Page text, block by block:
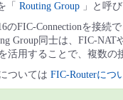
「 Routing Group 」と呼び
のFIC-Connectionを接続で
Group同士は、FIC-NAT
活用することで、複数の
ついては FIC-Routerにつ